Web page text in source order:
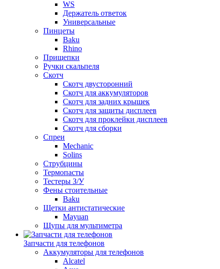
WS
Держатель ответок
Универсальные
Пинцеты
Baku
Rhino
Прищепки
Ручки скальпеля
Скотч
Скотч двусторонний
Скотч для аккумуляторов
Скотч для задних крышек
Скотч для защиты дисплеев
Скотч для проклейки дисплеев
Скотч для сборки
Спреи
Mechanic
Solins
Струбцины
Термопасты
Тестеры З/У
Фены стоительные
Baku
Щетки антистатические
Mayuan
Щупы для мультиметра
Запчасти для телефонов
Аккумуляторы для телефонов
Alcatel